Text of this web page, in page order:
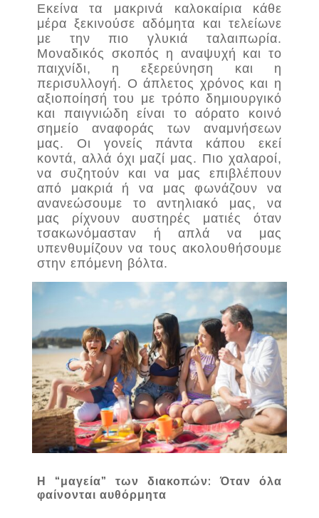
Εκείνα τα μακρινά καλοκαίρια κάθε
μέρα ξεκινούσε αδόμητα και τελείωνε
με την πιο γλυκιά ταλαιπωρία.
Μοναδικός σκοπός η αναψυχή και το
παιχνίδι, η εξερεύνηση και η
περισυλλογή. Ο άπλετος χρόνος και η
αξιοποίησή του με τρόπο δημιουργικό
και παιγνιώδη είναι το αόρατο κοινό
σημείο αναφοράς των αναμνήσεων
μας. Οι γονείς πάντα κάπου εκεί
κοντά, αλλά όχι μαζί μας. Πιο χαλαροί,
να συζητούν και να μας επιβλέπουν
από μακριά ή να μας φωνάζουν να
ανανεώσουμε το αντηλιακό μας, να
μας ρίχνουν αυστηρές ματιές όταν
τσακωνόμασταν ή απλά να μας
υπενθυμίζουν να τους ακολουθήσουμε
στην επόμενη βόλτα.
Η “μαγεία” των διακοπών: Όταν όλα
φαίνονται αυθόρμητα